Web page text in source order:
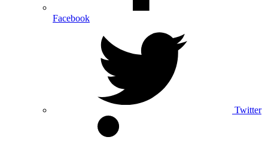
Facebook
Twitter